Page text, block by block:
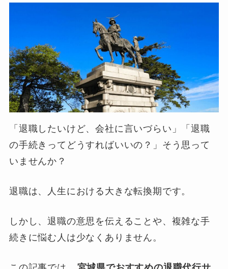
「退職したいけど、会社に言いづらい」「退職
の手続きってどうすればいいの？」そう思って
いませんか？
退職は、人生における大きな転換期です。
しかし、退職の意思を伝えることや、複雑な手
続きに悩む人は少なくありません。